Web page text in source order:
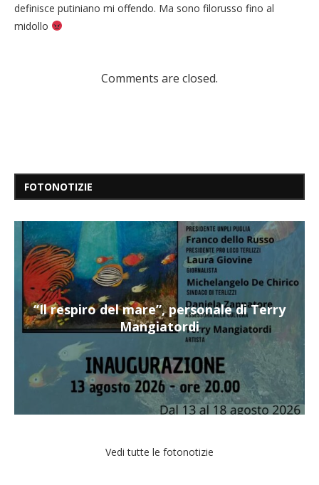
definisce putiniano mi offendo. Ma sono filorusso fino al
midollo
Comments are closed.
FOTONOTIZIE
“Il respiro del mare”, personale di Terry
Mangiatordi
Vedi tutte le fotonotizie